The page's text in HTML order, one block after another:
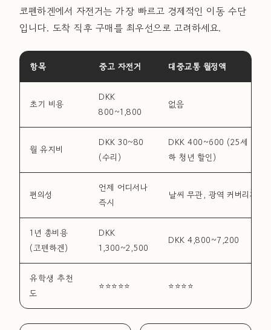
코펜하겐에서 자전거는 가장 빠르고 경제적인 이동 수단
입니다. 도착 직후 구매를 최우선으로 고려하세요.
항목 중고 자전거 대중교통 월정액
초기 비용
DKK
800~1,800
없음
월 유지비
DKK 30~80
(수리)
DKK 400~600 (25세 이
하 청년 할인)
편의성
언제 어디서나
즉시
날씨 무관, 광역 커버리지
1년 총비용
(코펜하겐)
DKK
1,300~2,500
DKK 4,800~7,200
유학생 추천
도
⭐⭐⭐⭐⭐ ⭐⭐⭐⭐